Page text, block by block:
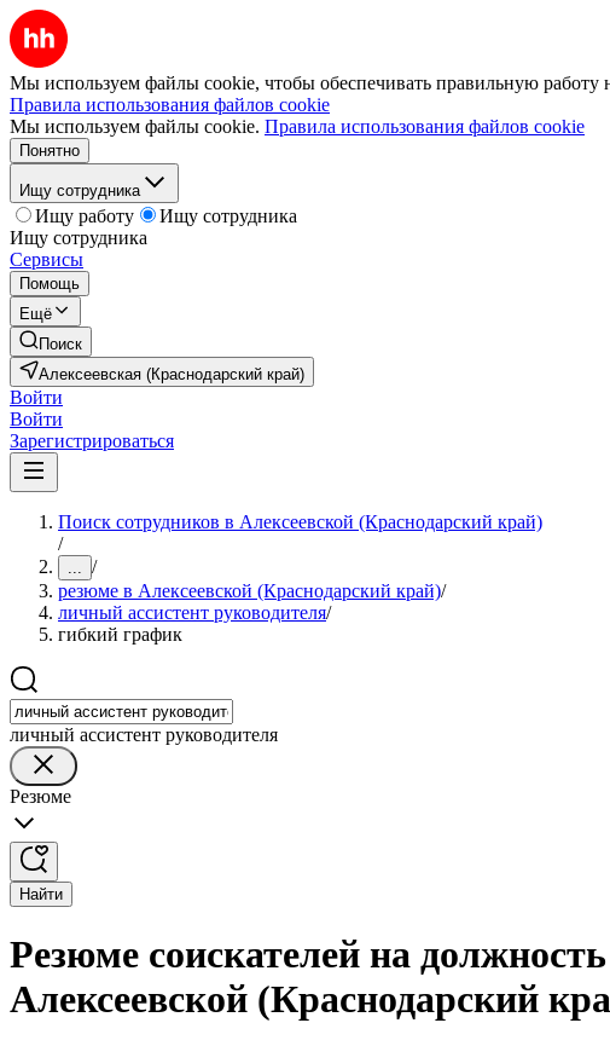
Мы используем файлы cookie, чтобы обеспечивать правильную работу
Правила использования файлов cookie
Мы используем файлы cookie. Правила использования файлов cookie
Понятно
Ищу сотрудника
Ищу работу
Ищу сотрудника
Ищу сотрудника
Сервисы
Помощь
Ещё
Поиск
Алексеевская (Краснодарский край)
Войти
Войти
Зарегистрироваться
Поиск сотрудников в Алексеевской (Краснодарский край)
/
... /
резюме в Алексеевской (Краснодарский край)/
личный ассистент руководителя/
гибкий график
личный ассистент руководителя
Резюме
Найти
Резюме соискателей на
Алексеевской (Краснодарский